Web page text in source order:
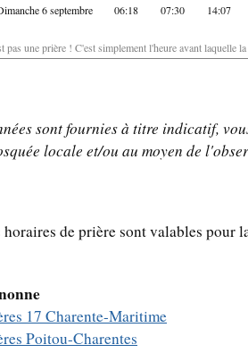
6 septembre 06:18 07:30 14:07
une prière ! C'est simplement l'heure avant laquelle
sont fournies à titre indicatif,
locale et/ou au moyen de
de prière sont valables pour
17 Charente-Maritime
Poitou-Charentes